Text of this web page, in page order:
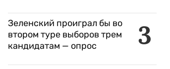
3
Зеленский проиграл бы во
втором туре выборов трем
кандидатам — опрос